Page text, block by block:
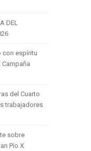
DEL
con espíritu
del Cuarto
trabajadores
sobre
Pío X